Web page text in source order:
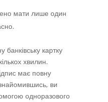
мати лише один
картку
хвилин.
має повну
ви
одноразового